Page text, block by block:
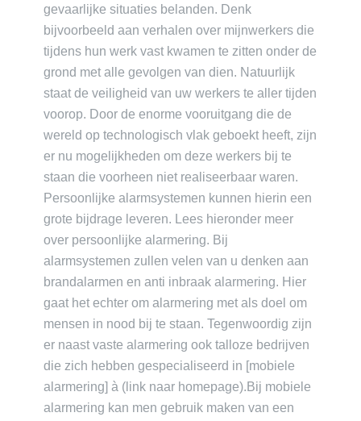
gevaarlijke situaties belanden. Denk
bijvoorbeeld aan verhalen over mijnwerkers die
tijdens hun werk vast kwamen te zitten onder de
grond met alle gevolgen van dien. Natuurlijk
staat de veiligheid van uw werkers te aller tijden
voorop. Door de enorme vooruitgang die de
wereld op technologisch vlak geboekt heeft, zijn
er nu mogelijkheden om deze werkers bij te
staan die voorheen niet realiseerbaar waren.
Persoonlijke alarmsystemen kunnen hierin een
grote bijdrage leveren. Lees hieronder meer
over persoonlijke alarmering. Bij
alarmsystemen zullen velen van u denken aan
brandalarmen en anti inbraak alarmering. Hier
gaat het echter om alarmering met als doel om
mensen in nood bij te staan. Tegenwoordig zijn
er naast vaste alarmering ook talloze bedrijven
die zich hebben gespecialiseerd in [mobiele
alarmering] à (link naar homepage).Bij mobiele
alarmering kan men gebruik maken van een